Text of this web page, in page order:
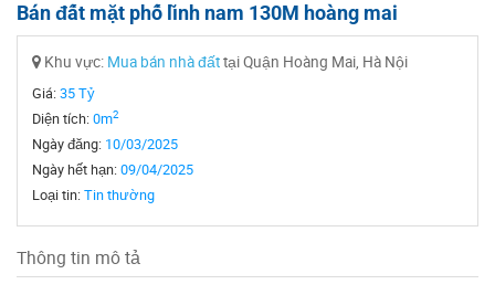
Bán đất mặt phố lĩnh nam 130M hoàng mai
Khu vực: Mua bán nhà đấttại Quận Hoàng Mai, Hà Nội
Giá:35 Tỷ
Diện tích:0m2
Ngày đăng: 10/03/2025
Ngày hết hạn:09/04/2025
Loại tin:Tin thường
Thông tin mô tả